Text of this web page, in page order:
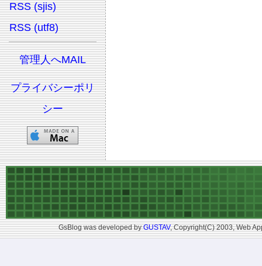
RSS (sjis)
RSS (utf8)
管理人へMAIL
プライバシーポリ
シー
GsBlog was developed byGUSTAV, Copyright(C) 2003, Web